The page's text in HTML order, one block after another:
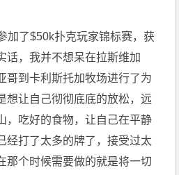
加了$50k扑克玩家锦标赛，获
话，我并不想呆在拉斯维加
哥到卡利斯托加牧场进行了为
想让自己彻彻底底的放松，远
，吃好的食物，让自己在平静
经打了太多的牌了，接受过太
那个时候需要做的就是将一切